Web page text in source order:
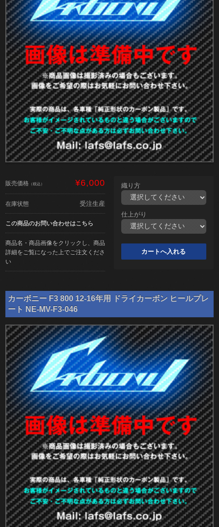
販売価格 （税込） ¥6,000
在庫状態 受注生産
この商品のお問い合わせはこちら
商品名・商品画像をクリックし、商品
詳細をご覧になった上でご注文くださ
い
織り方
仕上がり
カーボニー F3 800 12-16年用 ドライカーボン ヒールプレ
ート NE-MV-F3-046